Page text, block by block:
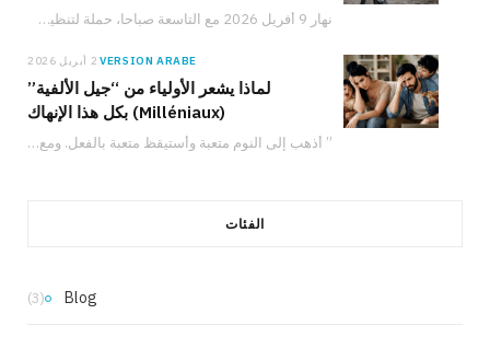
نهار 9 أفريل 2026 مع التاسعة صباحا، حملة لتنظيف الموقع الأثري بأوتيك تدعو المواطنين والعائلات والشباب للمشاركة في حماية التراث التونسي والعمل من أجل البيئة.
VERSION ARABE 2 أبريل 2026
لماذا يشعر الأولياء من “جيل الألفية”
(Milléniaux) بكل هذا الإنهاك
” أذهب إلى النوم متعبة وأستيقظ متعبة بالفعل. ومع ذلك، لدي شعور دائم بأنني لا…
الفئات
Blog
(3)